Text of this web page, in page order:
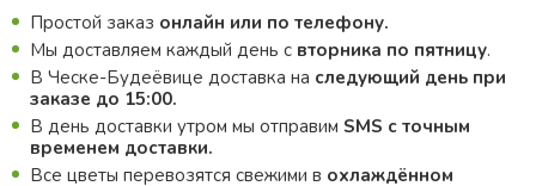
Простой заказ онлайн или по телефону.
Мы доставляем каждый день с вторника по пятницу.
В Ческе-Будеёвице доставка на следующий день при
заказе до 15:00.
В день доставки утром мы отправим SMS с точным
временем доставки.
Все цветы перевозятся свежими в охлаждённом